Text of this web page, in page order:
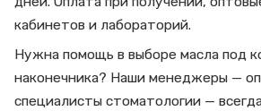
кабинетов и лабораторий.
Нужна помощь в выборе масла под
наконечника? Наши менеджеры —
специалисты стоматологии —